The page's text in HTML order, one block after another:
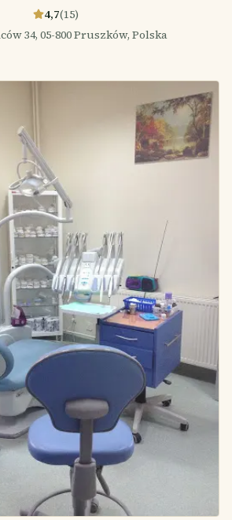
4,7(15)
34, 05-800 Pruszków, Polska